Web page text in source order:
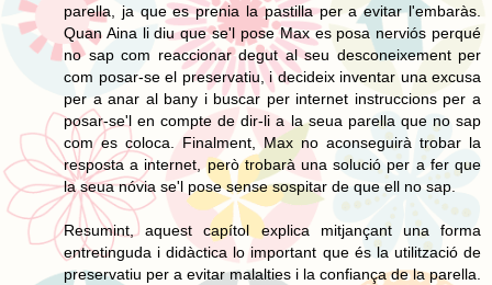
parella, ja que es prenia la pastilla per a evitar l'embaràs.
Quan Aina li diu que se'l pose Max es posa nerviós perqué
no sap com reaccionar degut al seu desconeixement per
com posar-se el preservatiu, i decideix inventar una excusa
per a anar al bany i buscar per internet instruccions per a
posar-se'l en compte de dir-li a la seua parella que no sap
com es coloca. Finalment, Max no aconseguirà trobar la
resposta a internet, però trobarà una solució per a fer que
la seua nóvia se'l pose sense sospitar de que ell no sap.
Resumint, aquest capítol explica mitjançant una forma
entretinguda i didàctica lo important que és la utilització de
preservatiu per a evitar malalties i la confiança de la parella.